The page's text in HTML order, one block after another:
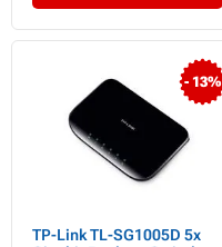
- 13%
TP-Link TL-SG1005D 5x